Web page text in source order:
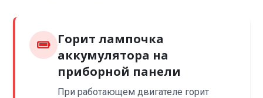
Горит лампочка
аккумулятора на
приборной панели
При работающем двигателе горит